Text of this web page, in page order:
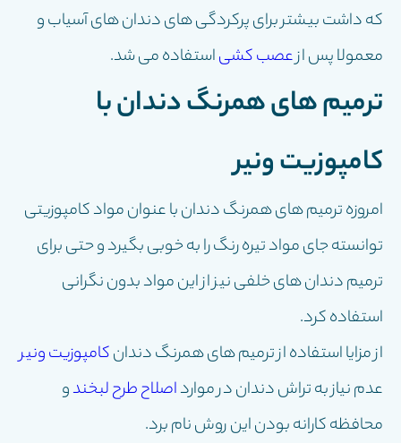
که داشت بیشتر برای پرکردگی های دندان های آسیاب و
معمولا پس ازعصب کشیاستفاده می شد.
ترمیم های همرنگ دندان با
کامپوزیت ونیر
امروزه ترمیم های همرنگ دندان با عنوان مواد کامپوزیتی
توانسته جای مواد تیره رنگ را به خوبی بگیرد و حتی برای
ترمیم دندان های خلفی نیز از این مواد بدون نگرانی
استفاده کرد.
از مزایا استفاده از ترمیم های همرنگ دندانکامپوزیت ونیر
عدم نیاز به تراش دندان در موارداصلاح طرح لبخندو
محافظه کارانه بودن این روش نام برد.